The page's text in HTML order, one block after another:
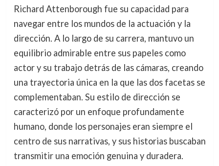
Richard Attenborough fue su capacidad para
navegar entre los mundos de la actuación y la
dirección. A lo largo de su carrera, mantuvo un
equilibrio admirable entre sus papeles como
actor y su trabajo detrás de las cámaras, creando
una trayectoria única en la que las dos facetas se
complementaban. Su estilo de dirección se
caracterizó por un enfoque profundamente
humano, donde los personajes eran siempre el
centro de sus narrativas, y sus historias buscaban
transmitir una emoción genuina y duradera.